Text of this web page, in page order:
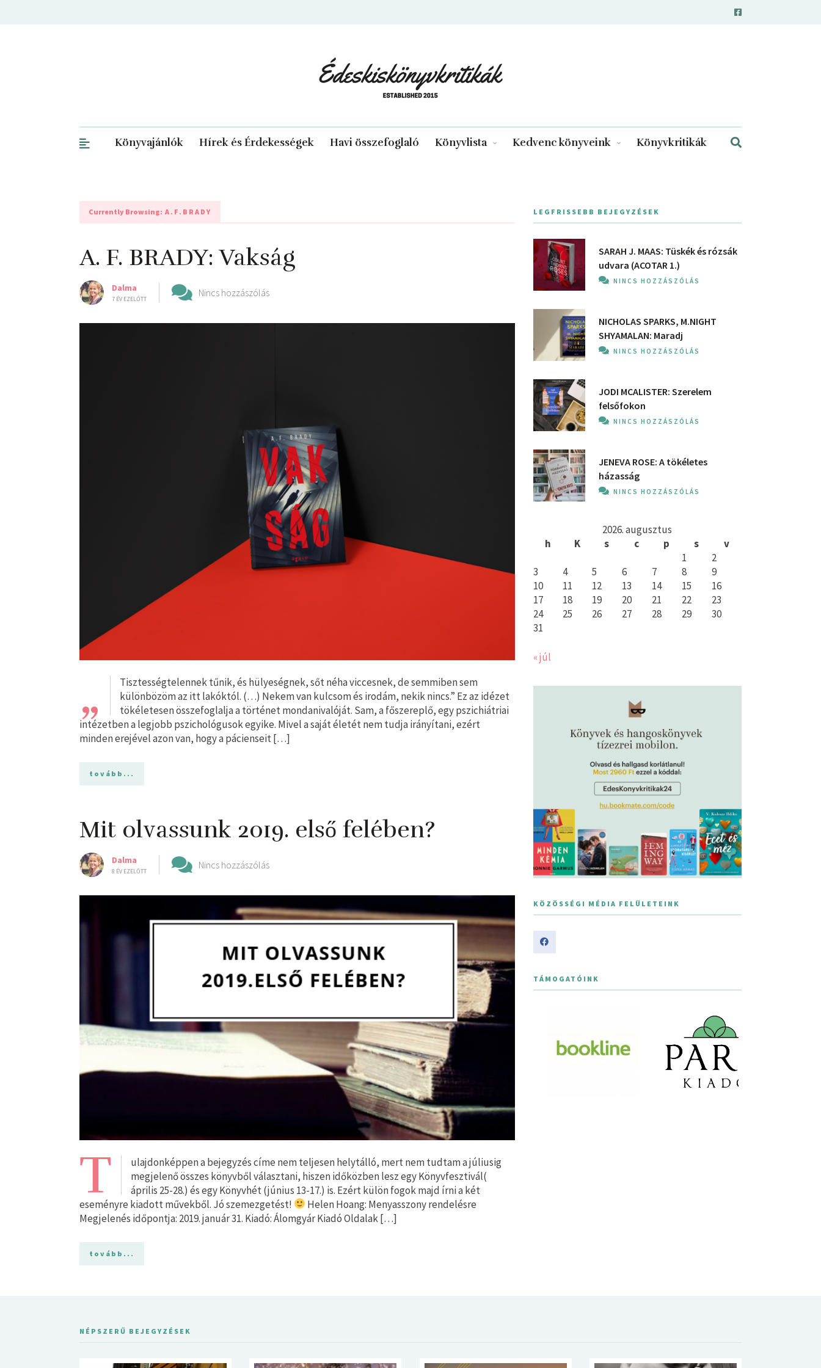
Könyvajánlók Hírek és Érdekességek Havi összefoglaló Könyvlista Kedvenc könyveink Könyvkritikák
Currently Browsing: A.F.BRADY
A. F. BRADY: Vakság
Dalma
7 ÉV EZELŐTT
Nincs hozzászólás
„
Tisztességtelennek tűnik, és hülyeségnek, sőt néha viccesnek, de semmiben sem
különbözöm az itt lakóktól. (…) Nekem van kulcsom és irodám, nekik nincs.” Ez az idézet
tökéletesen összefoglalja a történet mondanivalóját. Sam, a főszereplő, egy pszichiátriai
intézetben a legjobb pszichológusok egyike. Mivel a saját életét nem tudja irányítani, ezért
minden erejével azon van, hogy a pácienseit […]
tovább...
Mit olvassunk 2019. első felében?
Dalma
8 ÉV EZELŐTT
Nincs hozzászólás
T
ulajdonképpen a bejegyzés címe nem teljesen helytálló, mert nem tudtam a júliusig
megjelenő összes könyvből választani, hiszen időközben lesz egy Könyvfesztivál(
április 25-28.) és egy Könyvhét (június 13-17.) is. Ezért külön fogok majd írni a két
eseményre kiadott művekből. Jó szemezgetést!
Helen Hoang: Menyasszony ​rendelésre
Megjelenés időpontja: 2019. január 31. Kiadó: Álomgyár Kiadó Oldalak […]
tovább...
LEGFRISSEBB BEJEGYZÉSEK
SARAH J. MAAS: Tüskék és rózsák
udvara (ACOTAR 1.)
NINCS HOZZÁSZÓLÁS
NICHOLAS SPARKS, M.NIGHT
SHYAMALAN: Maradj
NINCS HOZZÁSZÓLÁS
JODI MCALISTER: Szerelem
felsőfokon
NINCS HOZZÁSZÓLÁS
JENEVA ROSE: A ​tökéletes
házasság
NINCS HOZZÁSZÓLÁS
2026. augusztus
h
K s c p s
v
1
2
3
4 5 6 7 8
9
10
11 12 13 14 15
16
17
18 19 20 21 22
23
24
25 26 27 28 29
30
31
« júl
KÖZÖSSÉGI MÉDIA FELÜLETEINK
TÁMOGATÓINK
NÉPSZERŰ BEJEGYZÉSEK